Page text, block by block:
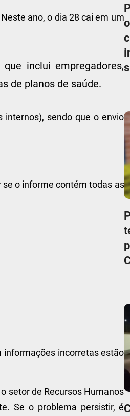
ano, o dia 28 cai em um
inclui empregadores,
de planos de saúde.
sendo que o envio
o informe contém todas as
informações incorretas estão
setor de Recursos Humanos
Se o problema persistir, é